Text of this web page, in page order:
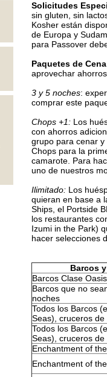
Solicitudes
sin gluten, sin
Kosher están
de Europa y
para Passover
Paquetes de
aprovechar
3 y 5 noches:
comprar este
Chops +1: Los
con ahorros
grupo para cenar
Chops para la
camarote. Para
uno de nuestros
Ilimitado: Los
quieran en base a
Ships, el Portside
los restaurantes
Izumi in the Park)
hacer selecciones
Barcos
Barcos Clase
Barcos que no
noches
Todos los Barcos
Seas), cruceros
Todos los Barcos
Seas), cruceros de
Enchantment of
Enchantment of